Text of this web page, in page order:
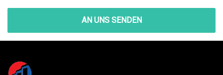
AN UNS SENDEN